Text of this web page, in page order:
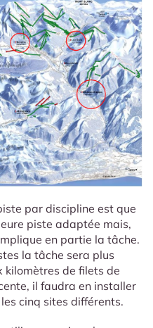
par discipline est que
piste adaptée mais,
en partie la tâche.
la tâche sera plus
kilomètres de filets de
il faudra en installer
cinq sites différents.